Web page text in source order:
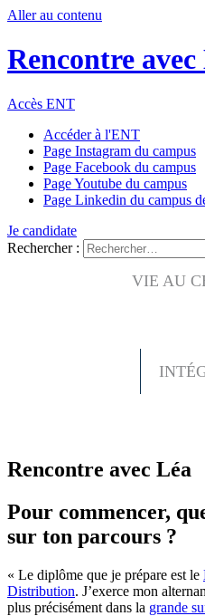
Aller au contenu
Rencontre avec
Accès ENT
Accéder à l'ENT
Page Instagram du campus
Page Facebook du campus
Page Youtube du campus
Page Linkedin du campus
Je candidate
Rechercher :
VIE AU
Rencontre avec Léa
Pour commencer,
sur ton parcours ?
« Le diplôme que je prépare est le
Distribution. J’exerce mon
plus précisément dans la grande